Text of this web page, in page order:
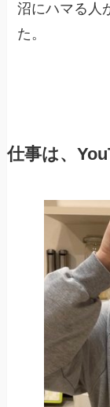
沼にハマる人
た。
仕事は、